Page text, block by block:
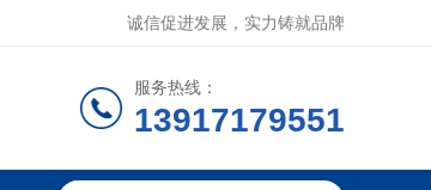
诚信促进发展，实力铸就品牌
服务热线：
13917179551